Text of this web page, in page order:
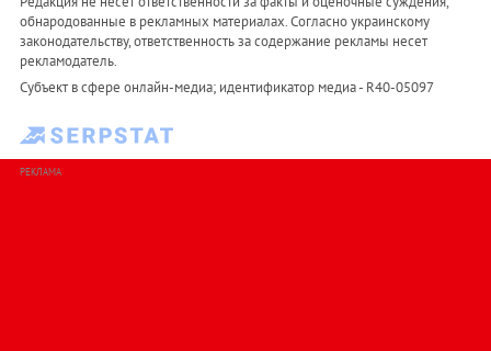
обнародованные в рекламных материалах. Согласно украинскому
законодательству, ответственность за содержание рекламы несет
рекламодатель.
Субъект в сфере онлайн-медиа; идентификатор медиа - R40-05097
РЕКЛАМА